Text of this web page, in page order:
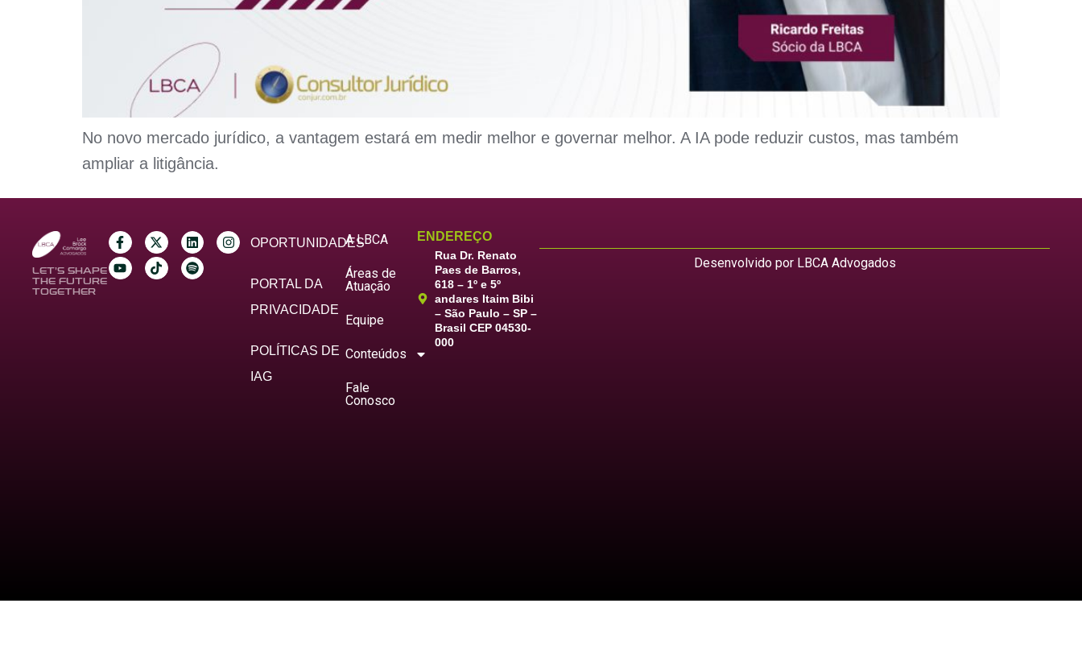
No novo mercado jurídico, a vantagem estará em medir melhor e governar melhor. A IA pode reduzir custos, mas também
ampliar a litigância.
LET’S SHAPE
THE FUTURE
TOGETHER
OPORTUNIDADES
PORTAL DA
PRIVACIDADE
POLÍTICAS DE
IAG
A LBCA
Áreas de
Atuação
Equipe
Conteúdos
Fale
Conosco
ENDEREÇO
Rua Dr. Renato
Paes de Barros,
618 – 1º e 5º
andares Itaim Bibi
– São Paulo – SP –
Brasil CEP 04530-
000
Desenvolvido por LBCA Advogados